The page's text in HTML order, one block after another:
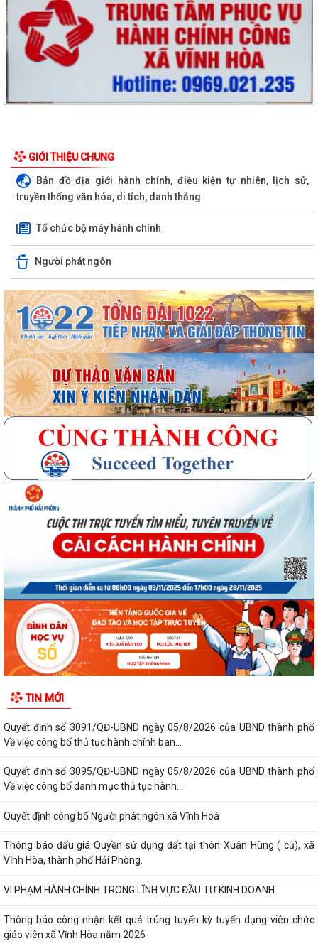
GIỚI THIỆU CHUNG
Bản đồ địa giới hành chính, điều kiện tự nhiên, lịch sử,
truyền thống văn hóa, di tích, danh thắng
Tổ chức bộ máy hành chính
Người phát ngôn
TIN MỚI
Quyết định số 3091/QĐ-UBND ngày 05/8/2026 của UBND thành phố
Về việc công bố thủ tục hành chính ban...
Quyết định số 3095/QĐ-UBND ngày 05/8/2026 của UBND thành phố
Về việc công bố danh mục thủ tục hành...
Quyết định công bố Người phát ngôn xã Vĩnh Hoà
Thông báo đấu giá Quyền sử dụng đất tại thôn Xuân Hùng ( cũ), xã
Vĩnh Hòa, thành phố Hải Phòng.
VI PHẠM HÀNH CHÍNH TRONG LĨNH VỰC ĐẦU TƯ KINH DOANH
Thông báo công nhận kết quả trúng tuyển kỳ tuyển dụng viên chức
giáo viên xã Vĩnh Hòa năm 2026